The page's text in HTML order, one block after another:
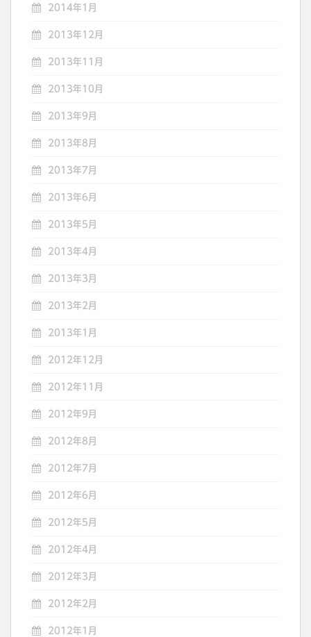
2014年1月
2013年12月
2013年11月
2013年10月
2013年9月
2013年8月
2013年7月
2013年6月
2013年5月
2013年4月
2013年3月
2013年2月
2013年1月
2012年12月
2012年11月
2012年9月
2012年8月
2012年7月
2012年6月
2012年5月
2012年4月
2012年3月
2012年2月
2012年1月